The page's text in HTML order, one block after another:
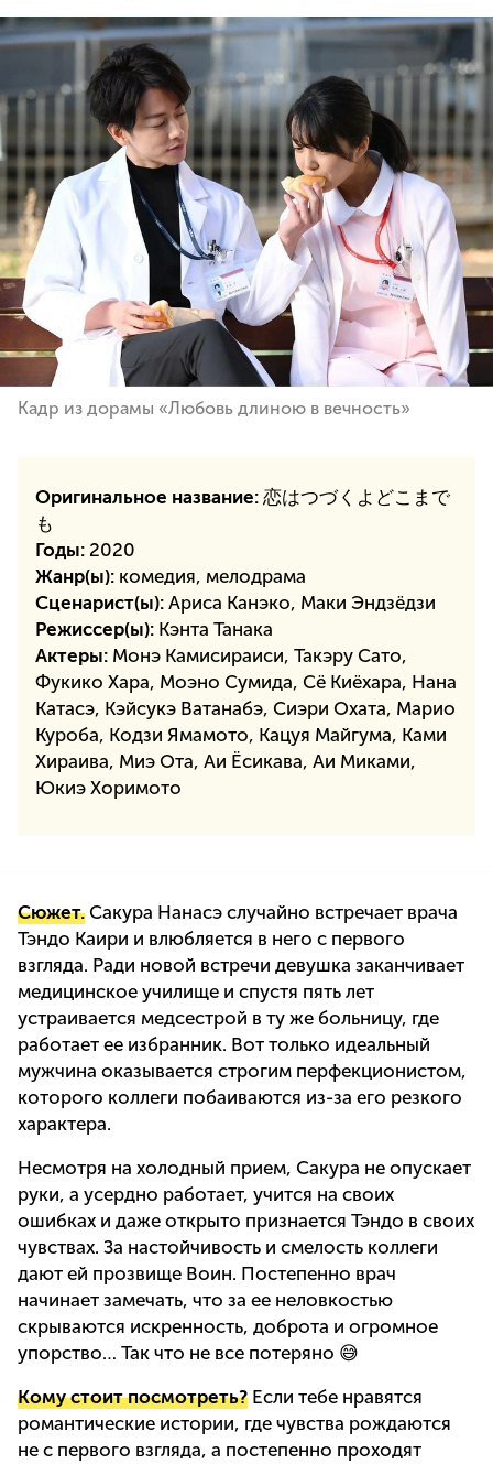
Кадр из дорамы «Любовь длиною в вечность»
Оригинальное название: 恋はつづくよどこまで
も
Годы: 2020
Жанр(ы): комедия, мелодрама
Сценарист(ы): Ариса Канэко, Маки Эндзёдзи
Режиссер(ы): Кэнта Танака
Актеры: Монэ Камисираиси, Такэру Сато,
Фукико Хара, Моэно Сумида, Сё Киёхара, Нана
Катасэ, Кэйсукэ Ватанабэ, Сиэри Охата, Марио
Куроба, Кодзи Ямамото, Кацуя Майгума, Ками
Хираива, Миэ Ота, Аи Ёсикава, Аи Миками,
Юкиэ Хоримото
Сюжет. Сакура Нанасэ случайно встречает врача
Тэндо Каири и влюбляется в него с первого
взгляда. Ради новой встречи девушка заканчивает
медицинское училище и спустя пять лет
устраивается медсестрой в ту же больницу, где
работает ее избранник. Вот только идеальный
мужчина оказывается строгим перфекционистом,
которого коллеги побаиваются из-за его резкого
характера.
Несмотря на холодный прием, Сакура не опускает
руки, а усердно работает, учится на своих
ошибках и даже открыто признается Тэндо в своих
чувствах. За настойчивость и смелость коллеги
дают ей прозвище Воин. Постепенно врач
начинает замечать, что за ее неловкостью
скрываются искренность, доброта и огромное
упорство… Так что не все потеряно 😅
Кому стоит посмотреть? Если тебе нравятся
романтические истории, где чувства рождаются
не с первого взгляда, а постепенно проходят